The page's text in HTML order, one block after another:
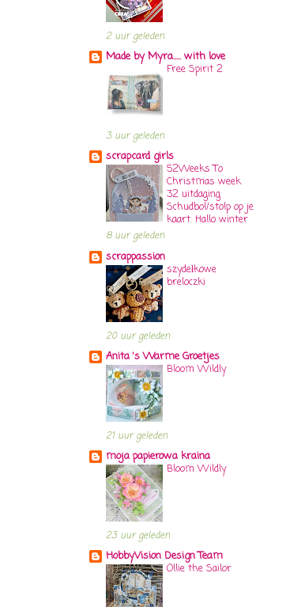
2 uur geleden
Made by Myra..... with love
Free Spirit 2
3 uur geleden
scrapcard girls
52Weeks To
Christmas week
32 uitdaging
Schudbol/stolp op je
kaart. Hallo winter
8 uur geleden
scrappassion
szydełkowe
breloczki
20 uur geleden
Anita 's Warme Groetjes
Bloom Wildly
21 uur geleden
moja papierowa kraina
Bloom Wildly
23 uur geleden
HobbyVision Design Team
Ollie the Sailor